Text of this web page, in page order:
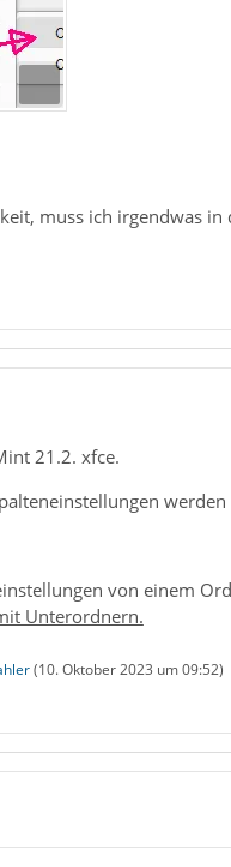
muss ich irgendwas
21.2. xfce.
von einem
Unterordnern.
(10. Oktober 2023 um 09:52)